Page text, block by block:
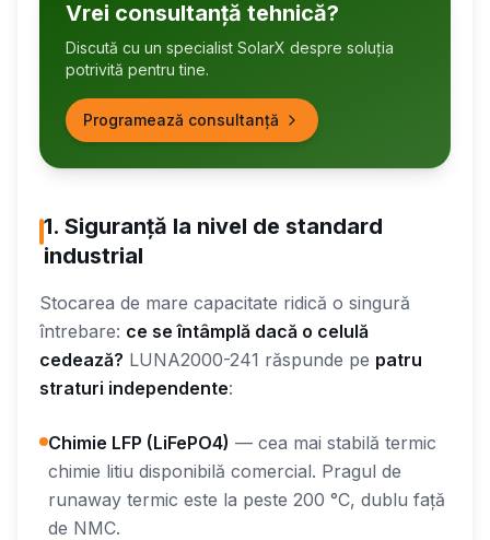
Vrei consultanță tehnică?
Discută cu un specialist SolarX despre soluția
potrivită pentru tine.
Programează consultanță
1. Siguranță la nivel de standard
industrial
Stocarea de mare capacitate ridică o singură
întrebare: ce se întâmplă dacă o celulă
cedează? LUNA2000-241 răspunde pe patru
straturi independente:
Chimie LFP (LiFePO4) — cea mai stabilă termic
chimie litiu disponibilă comercial. Pragul de
runaway termic este la peste 200 °C, dublu față
de NMC.